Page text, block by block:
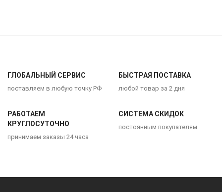
ГЛОБАЛЬНЫЙ СЕРВИС
поставляем в любую точку РФ
БЫСТРАЯ ПОСТАВКА
любой товар за 2 дня
РАБОТАЕМ
КРУГЛОСУТОЧНО
принимаем заказы 24 часа
СИСТЕМА СКИДОК
постоянным покупателям